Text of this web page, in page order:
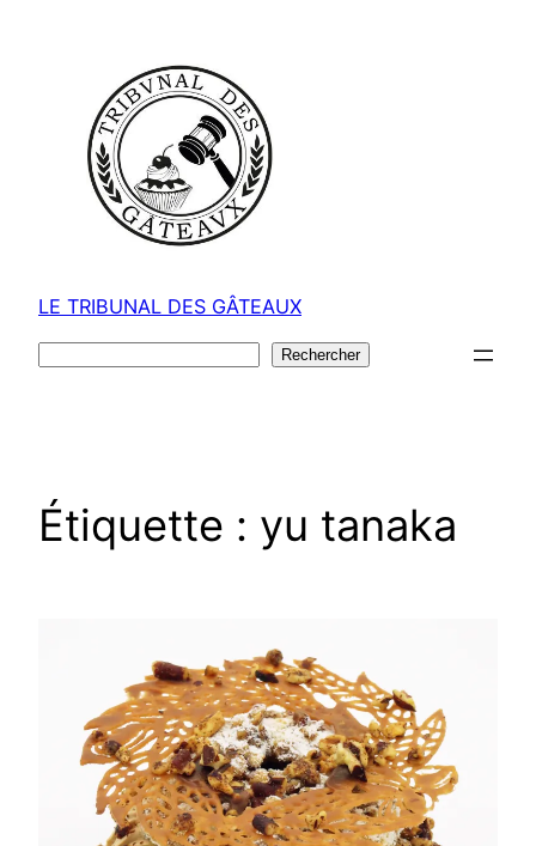
LE TRIBUNAL DES GÂTEAUX
Rechercher
Étiquette : yu tanaka